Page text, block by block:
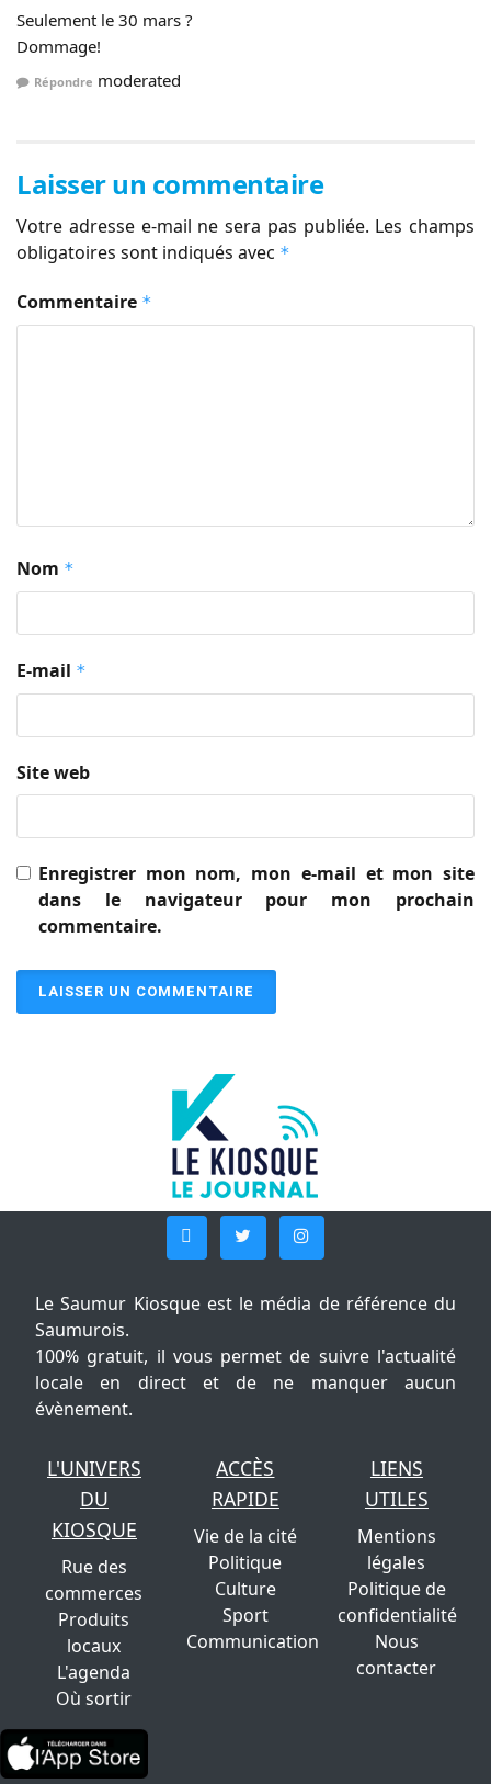
Seulement le 30 mars ?
Dommage!
Répondre moderated
Laisser un commentaire
Votre adresse e-mail ne sera pas publiée. Les champs
obligatoires sont indiqués avec *
Commentaire *
Nom *
E-mail *
Site web
Enregistrer mon nom, mon e-mail et mon site
dans le navigateur pour mon prochain
commentaire.
Le Saumur Kiosque est le média de référence du
Saumurois.
100% gratuit, il vous permet de suivre l'actualité
locale en direct et de ne manquer aucun
évènement.
L'UNIVERS
DU
KIOSQUE
Rue des
commerces
Produits
locaux
L'agenda
Où sortir
ACCÈS
RAPIDE
Vie de la cité
Politique
Culture
Sport
Communication
LIENS
UTILES
Mentions
légales
Politique de
confidentialité
Nous
contacter